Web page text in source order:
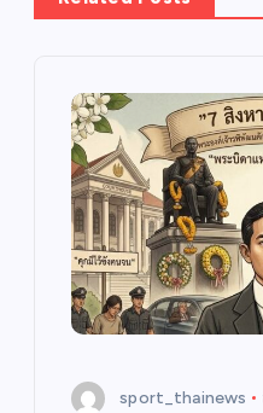
sport_thainews